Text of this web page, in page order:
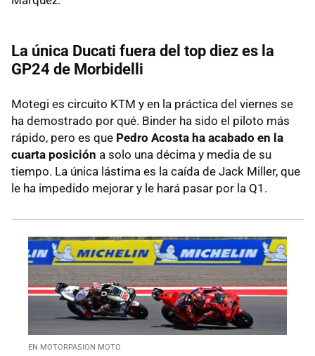
La única Ducati fuera del top diez es la
GP24 de Morbidelli
Motegi es circuito KTM y en la práctica del viernes se
ha demostrado por qué. Binder ha sido el piloto más
rápido, pero es que Pedro Acosta ha acabado en la
cuarta posición a solo una décima y media de su
tiempo. La única lástima es la caída de Jack Miller, que
le ha impedido mejorar y le hará pasar por la Q1.
EN MOTORPASION MOTO